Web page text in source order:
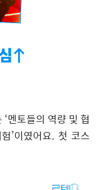
‘멘토들의 역량 및 협
’이였어요. 첫 코스